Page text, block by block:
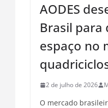
AODES
Brasil para
espaço no
2 de julho de 2026
O mercado